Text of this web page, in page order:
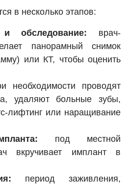
в несколько этапов:
и обследование: врач-
панорамный снимок
или КТ, чтобы оценить
необходимости проводят
удаляют больные зубы,
лифтинг или наращивание
под местной
вкручивает имплант в
период заживления,